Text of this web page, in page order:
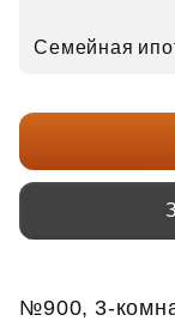
Семейная
№900, 3-